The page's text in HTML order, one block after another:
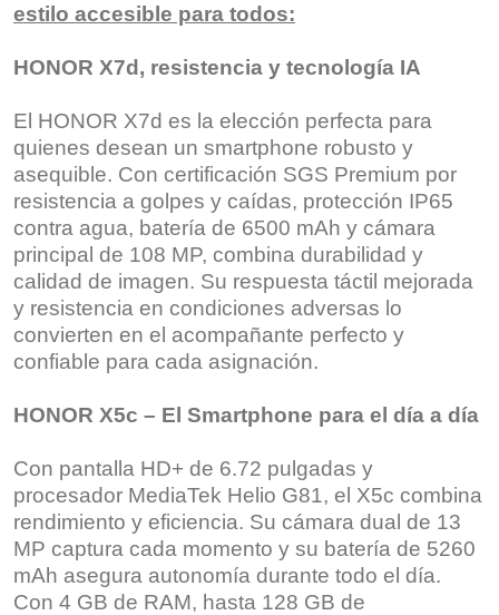
estilo accesible para todos:
HONOR X7d, resistencia y tecnología IA
El HONOR X7d es la elección perfecta para
quienes desean un smartphone robusto y
asequible. Con certificación SGS Premium por
resistencia a golpes y caídas, protección IP65
contra agua, batería de 6500 mAh y cámara
principal de 108 MP, combina durabilidad y
calidad de imagen. Su respuesta táctil mejorada
y resistencia en condiciones adversas lo
convierten en el acompañante perfecto y
confiable para cada asignación.
HONOR X5c – El Smartphone para el día a día
Con pantalla HD+ de 6.72 pulgadas y
procesador MediaTek Helio G81, el X5c combina
rendimiento y eficiencia. Su cámara dual de 13
MP captura cada momento y su batería de 5260
mAh asegura autonomía durante todo el día.
Con 4 GB de RAM, hasta 128 GB de